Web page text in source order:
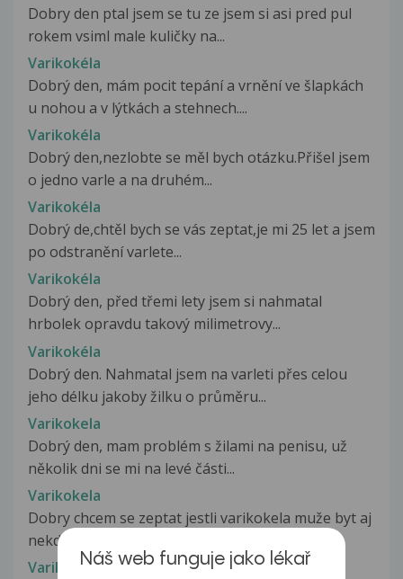
Dobry den ptal jsem se tu ze jsem si asi pred pul
rokem vsiml male kuličky na...
Varikokéla
Dobrý den, mám pocit tepání a vrnění ve šlapkách
u nohou a v lýtkách a stehnech....
Varikokéla
Dobrý den,nezlobte se měl bych otázku.Přišel jsem
o jedno varle a na druhém...
Varikokéla
Dobrý de,chtěl bych se vás zeptat,je mi 25 let a jsem
po odstranění varlete...
Varikokéla
Dobrý den, před třemi lety jsem si nahmatal
hrbolek opravdu takový milimetrovy...
Varikokéla
Dobrý den. Nahmatal jsem na varleti přes celou
jeho délku jakoby žilku o průměru...
Varikokela
Dobrý den, mam problém s žilami na penisu, už
několik dni se mi na levé části...
Varikokela
Dobry chcem se zeptat jestli varikokela muže byt aj
nekde pod semenikem lebo...
VarikokélaNáš web funguje jako lékař